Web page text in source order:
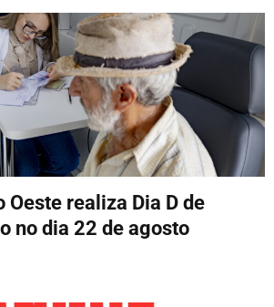
Oeste realiza Dia D de
no dia 22 de agosto